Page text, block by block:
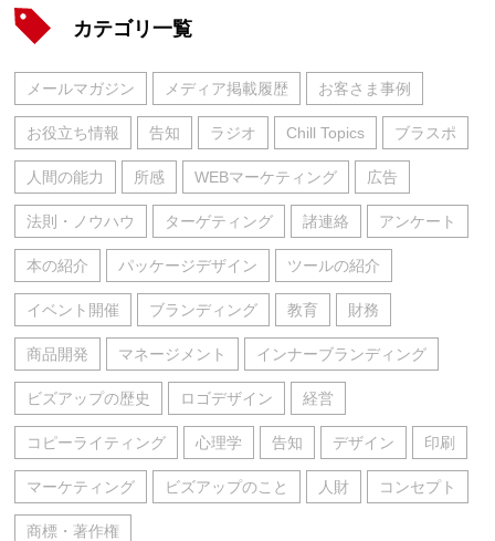
カテゴリ一覧
メールマガジン メディア掲載履歴 お客さま事例
お役立ち情報 告知 ラジオ Chill Topics ブラスポ
人間の能力 所感 WEBマーケティング 広告
法則・ノウハウ ターゲティング 諸連絡 アンケート
本の紹介 パッケージデザイン ツールの紹介
イベント開催 ブランディング 教育 財務
商品開発 マネージメント インナーブランディング
ビズアップの歴史 ロゴデザイン 経営
コピーライティング 心理学 告知 デザイン 印刷
マーケティング ビズアップのこと 人財 コンセプト
商標・著作権